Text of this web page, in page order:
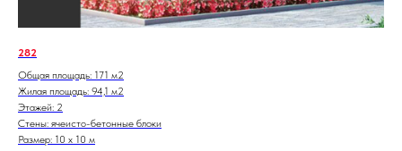
282
Общая площадь: 171 м2
Жилая площадь: 94,1 м2
Этажей: 2
Стены: ячеисто-бетонные блоки
Размер: 10 х 10 м